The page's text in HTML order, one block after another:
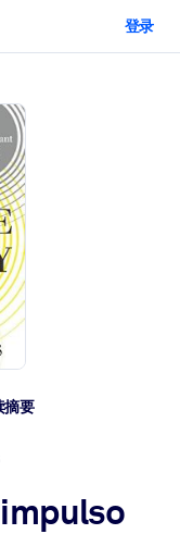
。
更快采取行动。
登录
摘要